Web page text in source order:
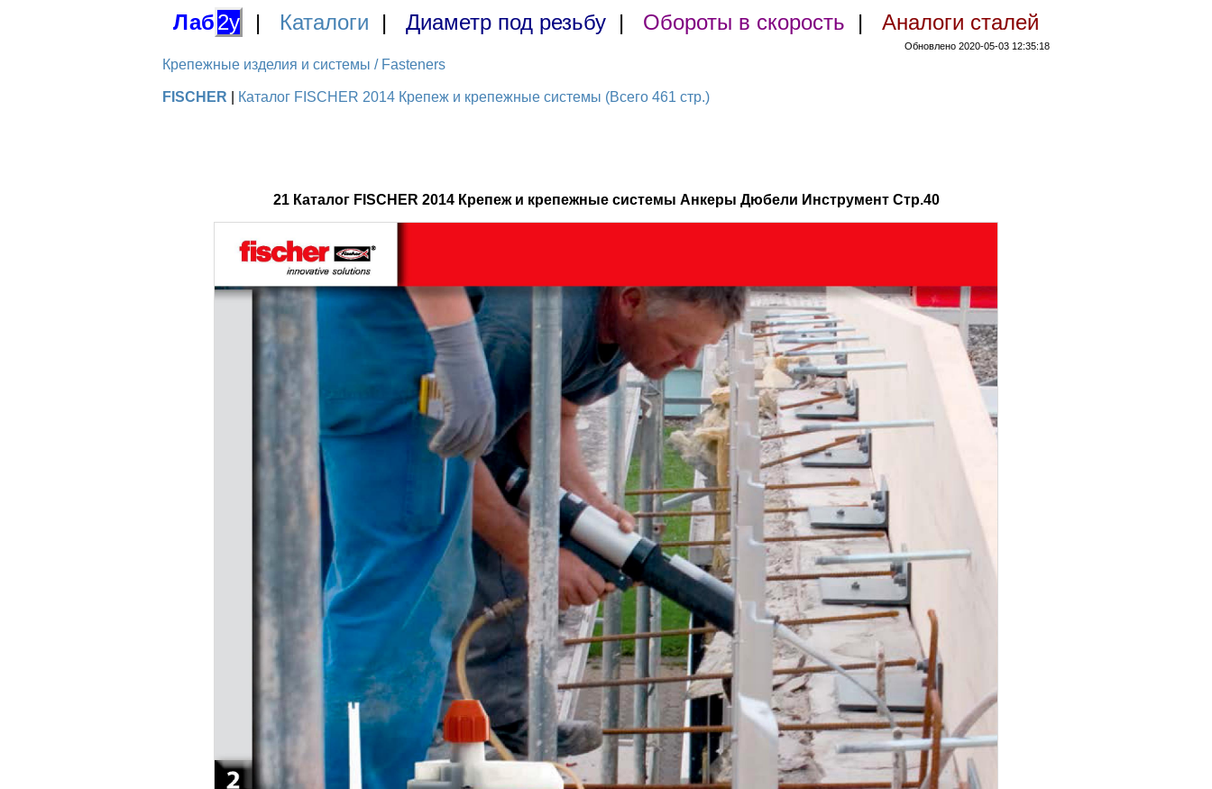
Лаб2у | Каталоги | Диаметр под резьбу | Обороты в скорость | Аналоги сталей
Обновлено 2020-05-03 12:35:18
Крепежные изделия и системы / Fasteners
FISCHER Каталог FISCHER 2014 Крепеж и крепежные системы (Всего 461 стр.)
21 Каталог FISCHER 2014 Крепеж и крепежные системы Анкеры Дюбели Инструмент Стр.40